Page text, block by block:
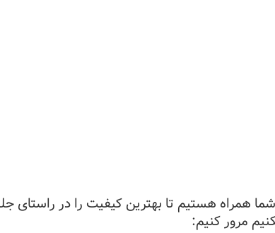
همراه هستیم تا بهترین کیفیت را در راستای
مرور کنیم: